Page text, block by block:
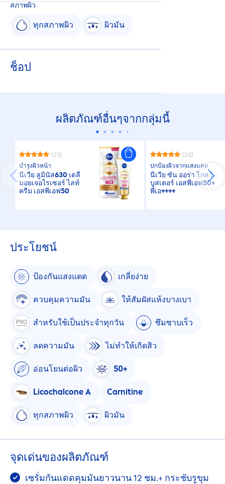
สภาพผิว
ทุกสภาพผิว ผิวมัน
ช็อป
ผลิตภัณฑ์อื่นๆจากกลุ่มนี้
(23)
บำรุงผิวหน้า
นีเวีย ลูมินัส630 เดลี่
มอยเจอไรเซอร์ ไลท์
ครีม เอสพีเอฟ50
(20)
ปกป้องผิวจากแสงแดด
นีเวีย ซัน ออร่า โกลว์
บูสเตอร์ เอสพีเอฟ50+
พีเอ++++
ประโยชน์
ป้องกันแสงแดด เกลี่ยง่าย
ควบคุมความมัน ให้สัมผัสแห้งบางเบา
สำหรับใช้เป็นประจำทุกวัน ซึมซาบเร็ว
ลดความมัน ไม่ทำให้เกิดสิว
อ่อนโยนต่อผิว 50+
Licochalcone A Carnitine
ทุกสภาพผิว ผิวมัน
จุดเด่นของผลิตภัณฑ์
เซรั่มกันแดดคุมมันยาวนาน 12 ชม.+ กระชับรูขุม